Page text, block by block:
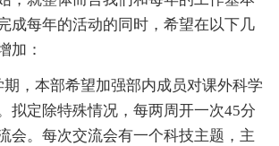
成每年的活动的同时，希望在以下几
加：
期，本部希望加强部内成员对课外科学
拟定除特殊情况，每两周开一次45分
会。每次交流会有一个科技主题，主